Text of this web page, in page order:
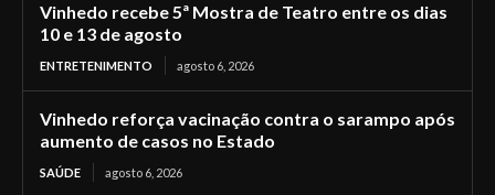
Vinhedo recebe 5ª Mostra de Teatro entre os dias
10 e 13 de agosto
ENTRETENIMENTO agosto 6, 2026
Vinhedo reforça vacinação contra o sarampo após
aumento de casos no Estado
SAÚDE agosto 6, 2026